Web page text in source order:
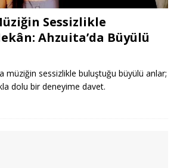
Sessizlikle
Ahzuita’da Büyülü
müziğin sessizlikle buluştuğu büyülü anlar;
dolu bir deneyime davet.